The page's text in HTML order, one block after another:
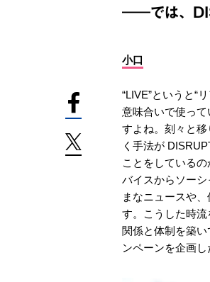
――では、
小口
“LIVE”というと“
意味合いで使っ
すよね。刻々と
く手法が
ことをしている
バイスからソー
まなニュースや
す。こうした時
関係と体制を築
ンペーンを企画